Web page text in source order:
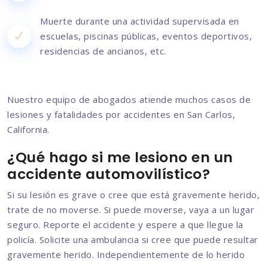
Muerte durante una actividad supervisada en
escuelas, piscinas públicas, eventos deportivos,
residencias de ancianos, etc.
Nuestro equipo de abogados atiende muchos casos de
lesiones y fatalidades por accidentes en San Carlos,
California.
¿Qué hago si me lesiono en un
accidente automovilístico?
Si su lesión es grave o cree que está gravemente herido,
trate de no moverse. Si puede moverse, vaya a un lugar
seguro. Reporte el accidente y espere a que llegue la
policía. Solicite una ambulancia si cree que puede resultar
gravemente herido. Independientemente de lo herido